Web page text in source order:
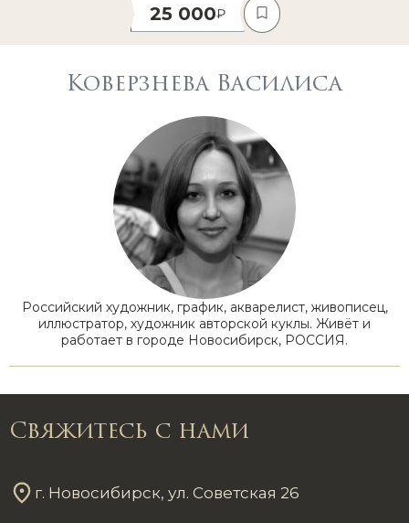
25 000
Коверзнева Василиса
Российский художник, график, акварелист, живописец,
иллюстратор, художник авторской куклы. Живёт и
работает в городе Новосибирск, РОССИЯ.
Свяжитесь с нами
г. Новосибирск, ул. Советская 26